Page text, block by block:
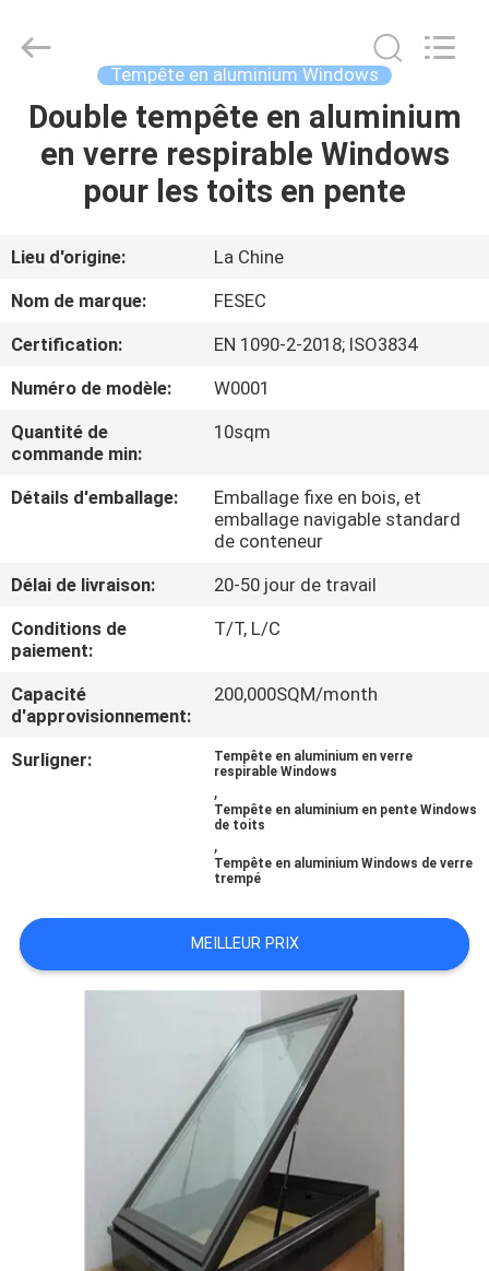
MAISON
PRODUITS
AU
SUJET
DE
VISITE
DE
QUALITÉ
CONTACTEZ-
NOUS
DEMANDEZ
UNE
PRIVACY
POLICY
FASEC
Buildings
Rights
Reserved.
Tempête en aluminium Windows
Double tempête en aluminium
en verre respirable Windows
pour les toits en pente
Lieu d'origine:
La Chine
Nom de marque:
FESEC
Certification:
EN 1090-2-2018; ISO3834
Numéro de modèle:
W0001
Quantité de
commande min:
10sqm
Détails d'emballage:
Emballage fixe en bois, et
emballage navigable standard
de conteneur
Délai de livraison:
20-50 jour de travail
Conditions de
paiement:
T/T, L/C
Capacité
d'approvisionnement:
200,000SQM/month
Surligner:
Tempête en aluminium en verre
respirable Windows
,
Tempête en aluminium en pente Windows
de toits
,
Tempête en aluminium Windows de verre
trempé
MEILLEUR PRIX